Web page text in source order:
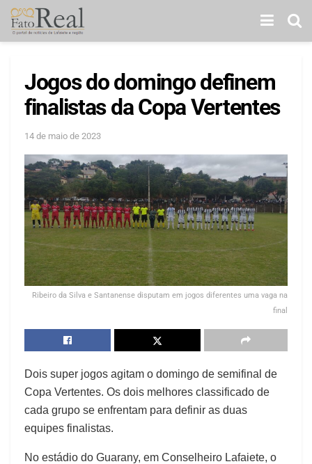
Jogos do domingo definem
finalistas da Copa Vertentes
14 de maio de 2023
Ribeiro da Silva e Santanense disputam em jogos diferentes uma vaga na
final
Dois super jogos agitam o domingo de semifinal de
Copa Vertentes. Os dois melhores classificado de
cada grupo se enfrentam para definir as duas
equipes finalistas.
No estádio do Guarany, em Conselheiro Lafaiete, o